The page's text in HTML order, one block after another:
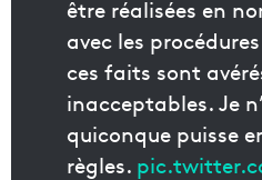
être réalisées en
avec les
ces faits sont
inacceptables. Je
quiconque puisse
règles.